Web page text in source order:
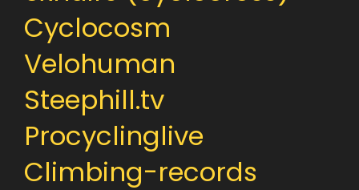
Cyclocosm
Velohuman
Steephill.tv
Procyclinglive
Climbing-records